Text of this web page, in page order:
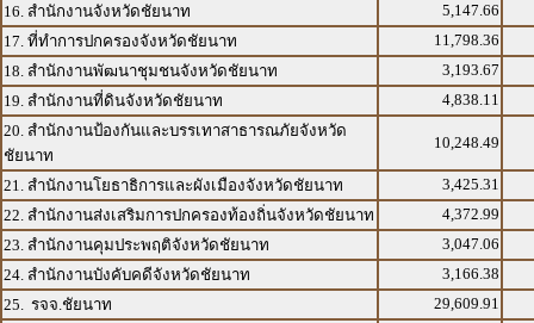
16. สำนักงานจังหวัดชัยนาท
5,147.66
17. ที่ทำการปกครองจังหวัดชัยนาท
11,798.36
18. สำนักงานพัฒนาชุมชนจังหวัดชัยนาท
3,193.67
19. สำนักงานที่ดินจังหวัดชัยนาท
4,838.11
20. สำนักงานป้องกันและบรรเทาสาธารณภัยจังหวัด
ชัยนาท
10,248.49
21. สำนักงานโยธาธิการและผังเมืองจังหวัดชัยนาท
3,425.31
22. สำนักงานส่งเสริมการปกครองท้องถิ่นจังหวัดชัยนาท
4,372.99
23. สำนักงานคุมประพฤติจังหวัดชัยนาท
3,047.06
24. สำนักงานบังคับคดีจังหวัดชัยนาท
3,166.38
25. รจจ.ชัยนาท
29,609.91